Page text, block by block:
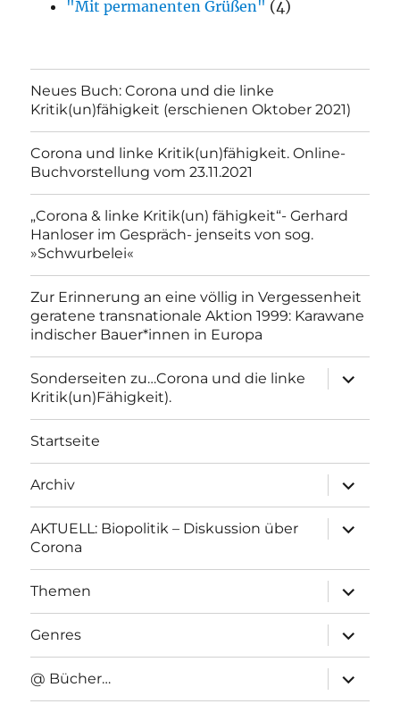
"Mit permanenten Grüßen" (4)
Neues Buch: Corona und die linke
Kritik(un)fähigkeit (erschienen Oktober 2021)
Corona und linke Kritik(un)fähigkeit. Online-
Buchvorstellung vom 23.11.2021
„Corona & linke Kritik(un) fähigkeit“- Gerhard
Hanloser im Gespräch- jenseits von sog.
»Schwurbelei«
Zur Erinnerung an eine völlig in Vergessenheit
geratene transnationale Aktion 1999: Karawane
indischer Bauer*innen in Europa
Sonderseiten zu…Corona und die linke
Kritik(un)Fähigkeit).
anzeigen
Startseite
Archiv
anzeigen
AKTUELL: Biopolitik – Diskussion über
Corona
anzeigen
Themen
anzeigen
Genres
anzeigen
@ Bücher…
anzeigen